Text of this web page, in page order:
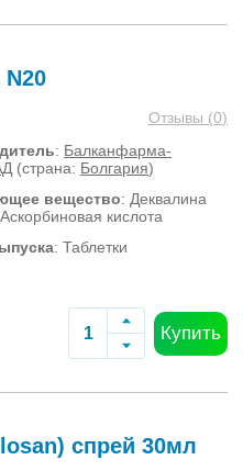
Отзывы (0)
: Балканфарма-
(страна: Болгария)
вещество: Деквалина
кислота
: Таблетки
Купить
спрей 30мл